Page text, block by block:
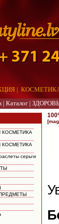
|
| Каталог |
серьги